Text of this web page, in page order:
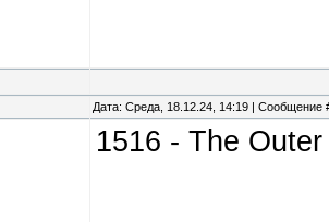
Дата: Среда, 18.12.24, 14:19 | Сообщение
1516 - The